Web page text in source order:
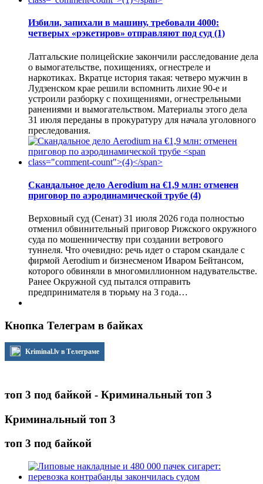
Избили, запихали в машину, требовали 4000:
четверых «рэкетиров» отправляют под суд (1)
Латгальские полицейские закончили расследование дела
о вымогательстве, похищениях, огнестреле и
наркотиках. Вкратце история такая: четверо мужчин в
Лудзенском крае решили вспомнить лихие 90-е и
устроили разборку с похищениями, огнестрельными
ранениями и вымогательством. Материалы этого дела
31 июля переданы в прокуратуру для начала уголовного
преследования.
Скандальное дело Aerodium на €1,9 млн: отменен
приговор по аэродинамической трубе (4)
Верховный суд (Сенат) 31 июля 2026 года полностью
отменил обвинительный приговор Рижского окружного
суда по мошенничеству при создании ветрового
туннеля. Что очевидно: речь идет о старом скандале с
фирмой Aerodium и бизнесменом Иваром Бейтансом,
которого обвиняли в многомиллионном надувательстве.
Ранее Окружной суд пытался отправить
предпринимателя в тюрьму на 3 года…
Кнопка Телеграм в байках
Kriminal.lv в Телеграме
топ 3 под байкой - Криминальный топ 3
Криминальный топ 3
топ 3 под байкой